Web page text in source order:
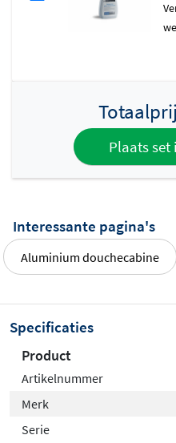
Verwachte levertijd: 2 - 3
Plaats
Interessante pagina's
Aluminium douchecabine
Specificaties
Product
Artikelnummer
Merk
Serie